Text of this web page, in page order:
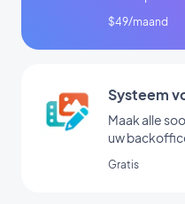
$49/maand
Systeem
Maak alle
uw
Gratis